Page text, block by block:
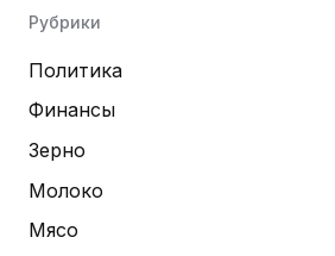
Рубрики
Политика
Финансы
Зерно
Молоко
Мясо